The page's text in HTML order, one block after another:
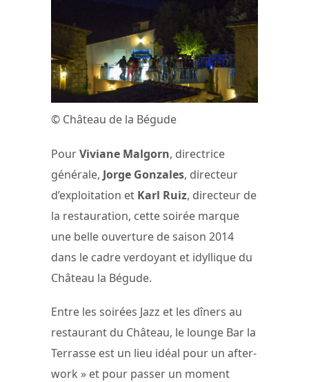
© Château de la Bégude
PourViviane Malgorn, directrice
générale, Jorge Gonzales, directeur
d’exploitation et Karl Ruiz, directeur de
la restauration, cette soirée marque
une belle ouverture de saison 2014
dans le cadre verdoyant et idyllique du
Château la Bégude.
Entre les soirées Jazz et les dîners au
restaurant du Château, le lounge Bar la
Terrasse est un lieu idéal pour un after-
work » et pour passer un moment